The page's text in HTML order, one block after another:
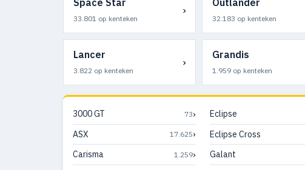
Space Star
33.801 op kenteken
›
Outlander
32.183 op kenteken
Lancer
3.822 op kenteken
›
Grandis
1.959 op kenteken
3000 GT 73›
ASX 17.625›
Carisma 1.259›
Eclipse
Eclipse Cross
Galant